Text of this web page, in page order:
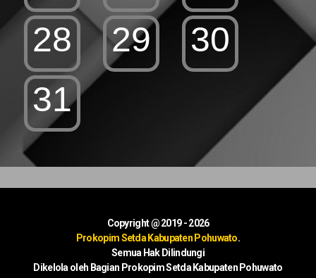
28
29
30
31
Copyright @ 2019 - 2026
Prokopim Setda Kabupaten Pohuwato.
Semua Hak Dilindungi
Dikelola oleh Bagian Prokopim Setda Kabupaten Pohuwato